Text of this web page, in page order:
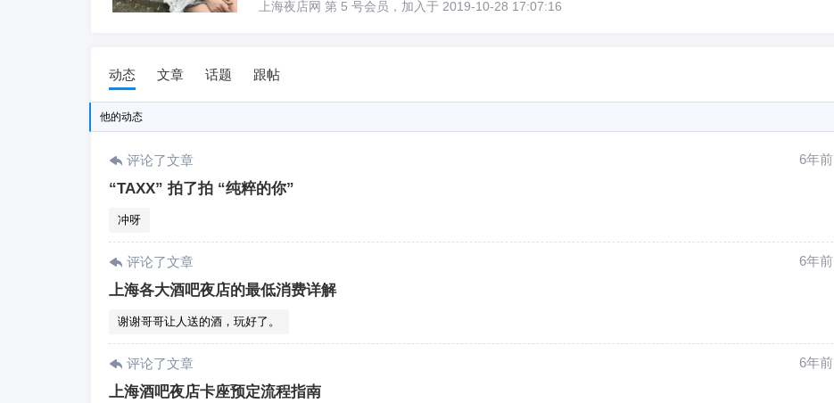
上海夜店网 第 5 号会员，加入于 2019-10-28 17:07:16
动态 文章 话题 跟帖
他的动态
评论了文章 6年前
“TAXX” 拍了拍 “纯粹的你”
冲呀
评论了文章 6年前
上海各大酒吧夜店的最低消费详解
谢谢哥哥让人送的酒，玩好了。
评论了文章 6年前
上海酒吧夜店卡座预定流程指南
6位以上